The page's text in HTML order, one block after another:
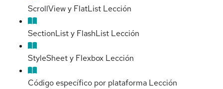
ScrollView y FlatList Lección
SectionList y FlashList Lección
StyleSheet y Flexbox Lección
Código específico por plataforma Lección